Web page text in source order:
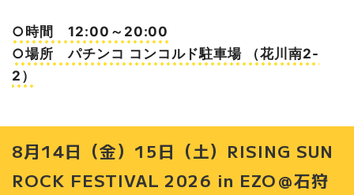
○時間 12:00～20:00
○場所 パチンコ コンコルド駐車場 （花川南2-
2）
8月14日（金）15日（土）RISING SUN
ROCK FESTIVAL 2026 in EZO＠石狩